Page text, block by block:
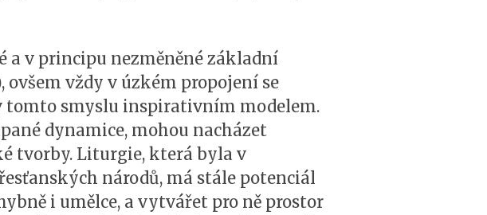
v principu nezměněné základní
vždy v úzkém propojení se
tomto smyslu inspirativním modelem.
dynamice, mohou nacházet
tvorby. Liturgie, která byla v
národů, má stále potenciál
i umělce, a vytvářet pro ně prostor